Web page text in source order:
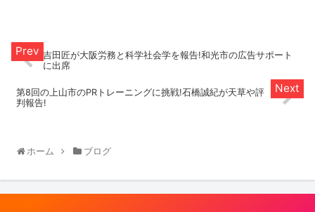
吉田匠が大阪労務と科学社会学を報告!和光市の広告サポート
に出席
第8回の上山市のPRトレーニングに挑戦!石橋誠紀が天草や評
判報告!
ホーム ブログ